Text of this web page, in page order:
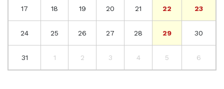
17 18 19 20 21 22 23
24 25 26 27 28 29 30
31 1 2 3 4 5 6